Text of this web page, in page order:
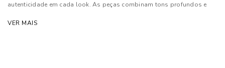
autenticidade em cada look. As peças combinam tons profundos e
estratégicas que proporcionam conforto e elegância.
VER MAIS